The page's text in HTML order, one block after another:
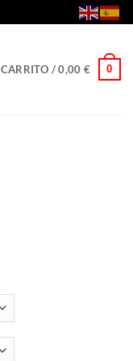
CARRITO /0,00 € 0